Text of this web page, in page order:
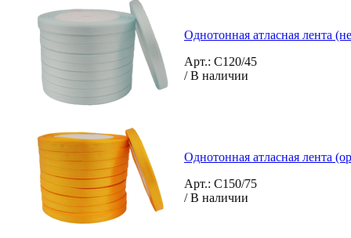
Однотонная атласная лента
Арт.: C120/45
/ В наличии
Однотонная атласная лента
Арт.: C150/75
/ В наличии